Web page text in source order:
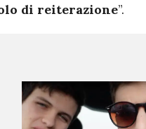
di reiterazione”.